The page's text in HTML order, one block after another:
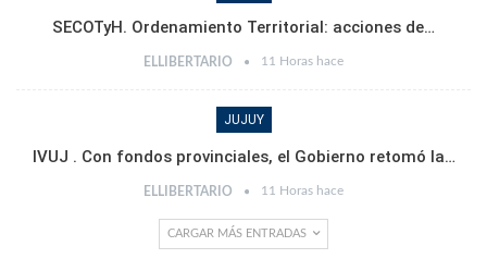
SECOTyH. Ordenamiento Territorial: acciones de…
ELLIBERTARIO 11 Horas hace
JUJUY
IVUJ . Con fondos provinciales, el Gobierno retomó la…
ELLIBERTARIO 11 Horas hace
CARGAR MÁS ENTRADAS